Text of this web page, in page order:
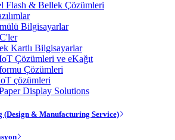
Flash & Bellek Çözümleri
Bilgisayarlar
Kartlı Bilgisayarlar
Çözümleri ve eKağıt
Çözümleri
çözümleri
Display Solutions
(Design & Manufacturing Service)